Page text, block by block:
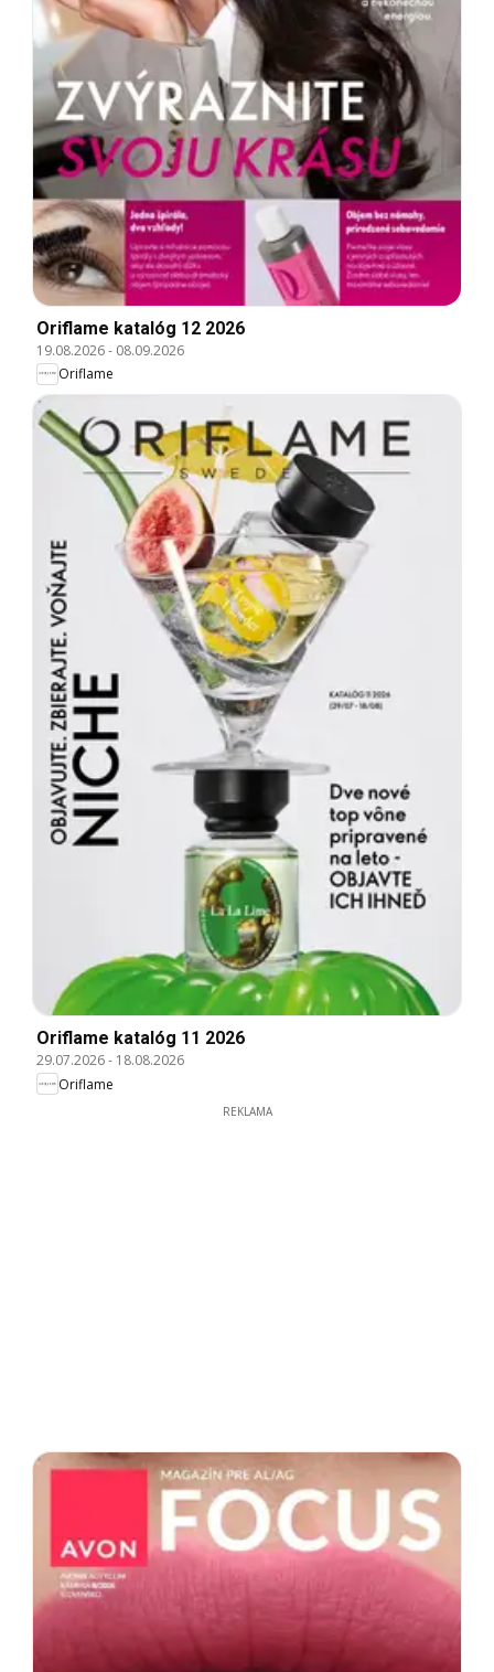
Oriflame katalóg 12 2026
19.08.2026- 08.09.2026
Oriflame
Oriflame katalóg 11 2026
29.07.2026- 18.08.2026
Oriflame
REKLAMA